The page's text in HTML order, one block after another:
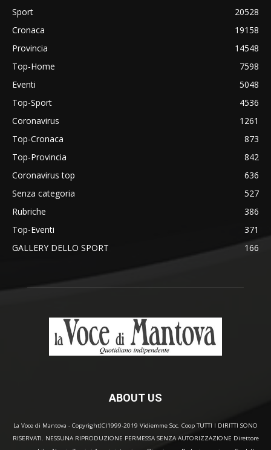
Sport
20528
Cronaca
19158
Provincia
14548
Top-Home
7598
Eventi
5048
Top-Sport
4536
Coronavirus
1261
Top-Cronaca
873
Top-Provincia
842
Coronavirus top
636
Senza categoria
527
Rubriche
386
Top-Eventi
371
GALLERY DELLO SPORT
166
ABOUT US
La Voce di Mantova - Copyright(C)1999-2019 Vidiemme Soc. Coop TUTTI I DIRITTI SONO
RISERVATI. NESSUNA RIPRODUZIONE PERMESSA SENZA AUTORIZZAZIONE Direttore